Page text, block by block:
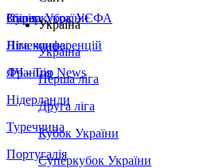
Збірна України
Італія
Німеччина
Франція
Нідерланди
Туреччина
Португалія
Суперкубок УЄФА
Ліга конференцій
ЛЧ - Top News
Україна
Україна
Перша ліга
Друга ліга
Кубок України
Суперкубок України